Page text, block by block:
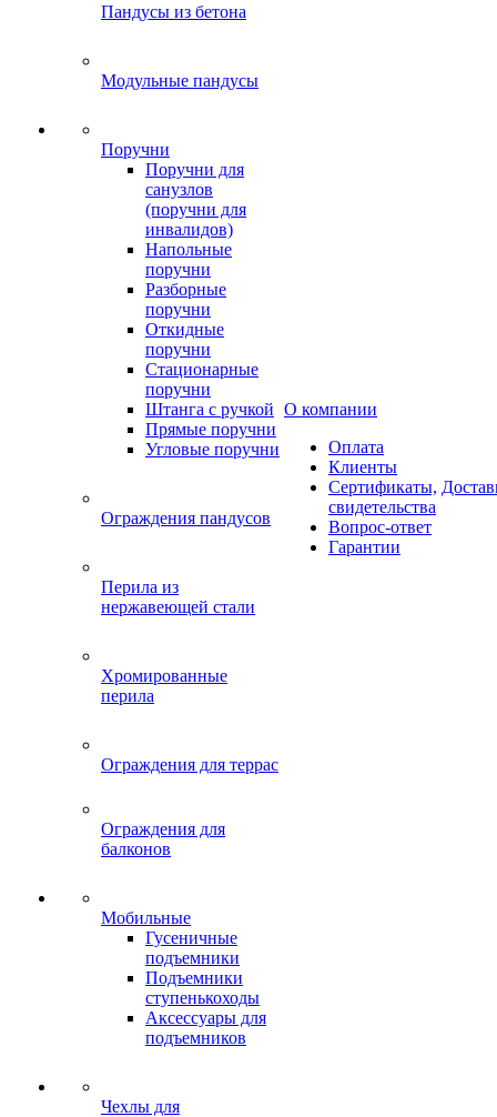
Пандусы из бетона
Модульные пандусы
Поручни
Поручни для
санузлов
(поручни для
инвалидов)
Напольные
поручни
Разборные
поручни
Откидные
поручни
Стационарные
поручни
Штанга с ручкой
Прямые поручни
Угловые поручни
Ограждения пандусов
Перила из
нержавеющей стали
Хромированные
перила
Ограждения для террас
Ограждения для
балконов
Мобильные
Гусеничные
подъемники
Подъемники
ступенькоходы
Аксессуары для
подъемников
Чехлы для
О компании
Оплата
Клиенты
Сертификаты,
свидетельства
Вопрос-ответ
Гарантии